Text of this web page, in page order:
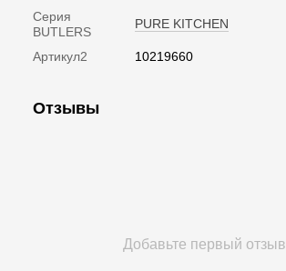
Серия
BUTLERS
PURE KITCHEN
Артикул2 10219660
Отзывы
Добавьте первый отзыв